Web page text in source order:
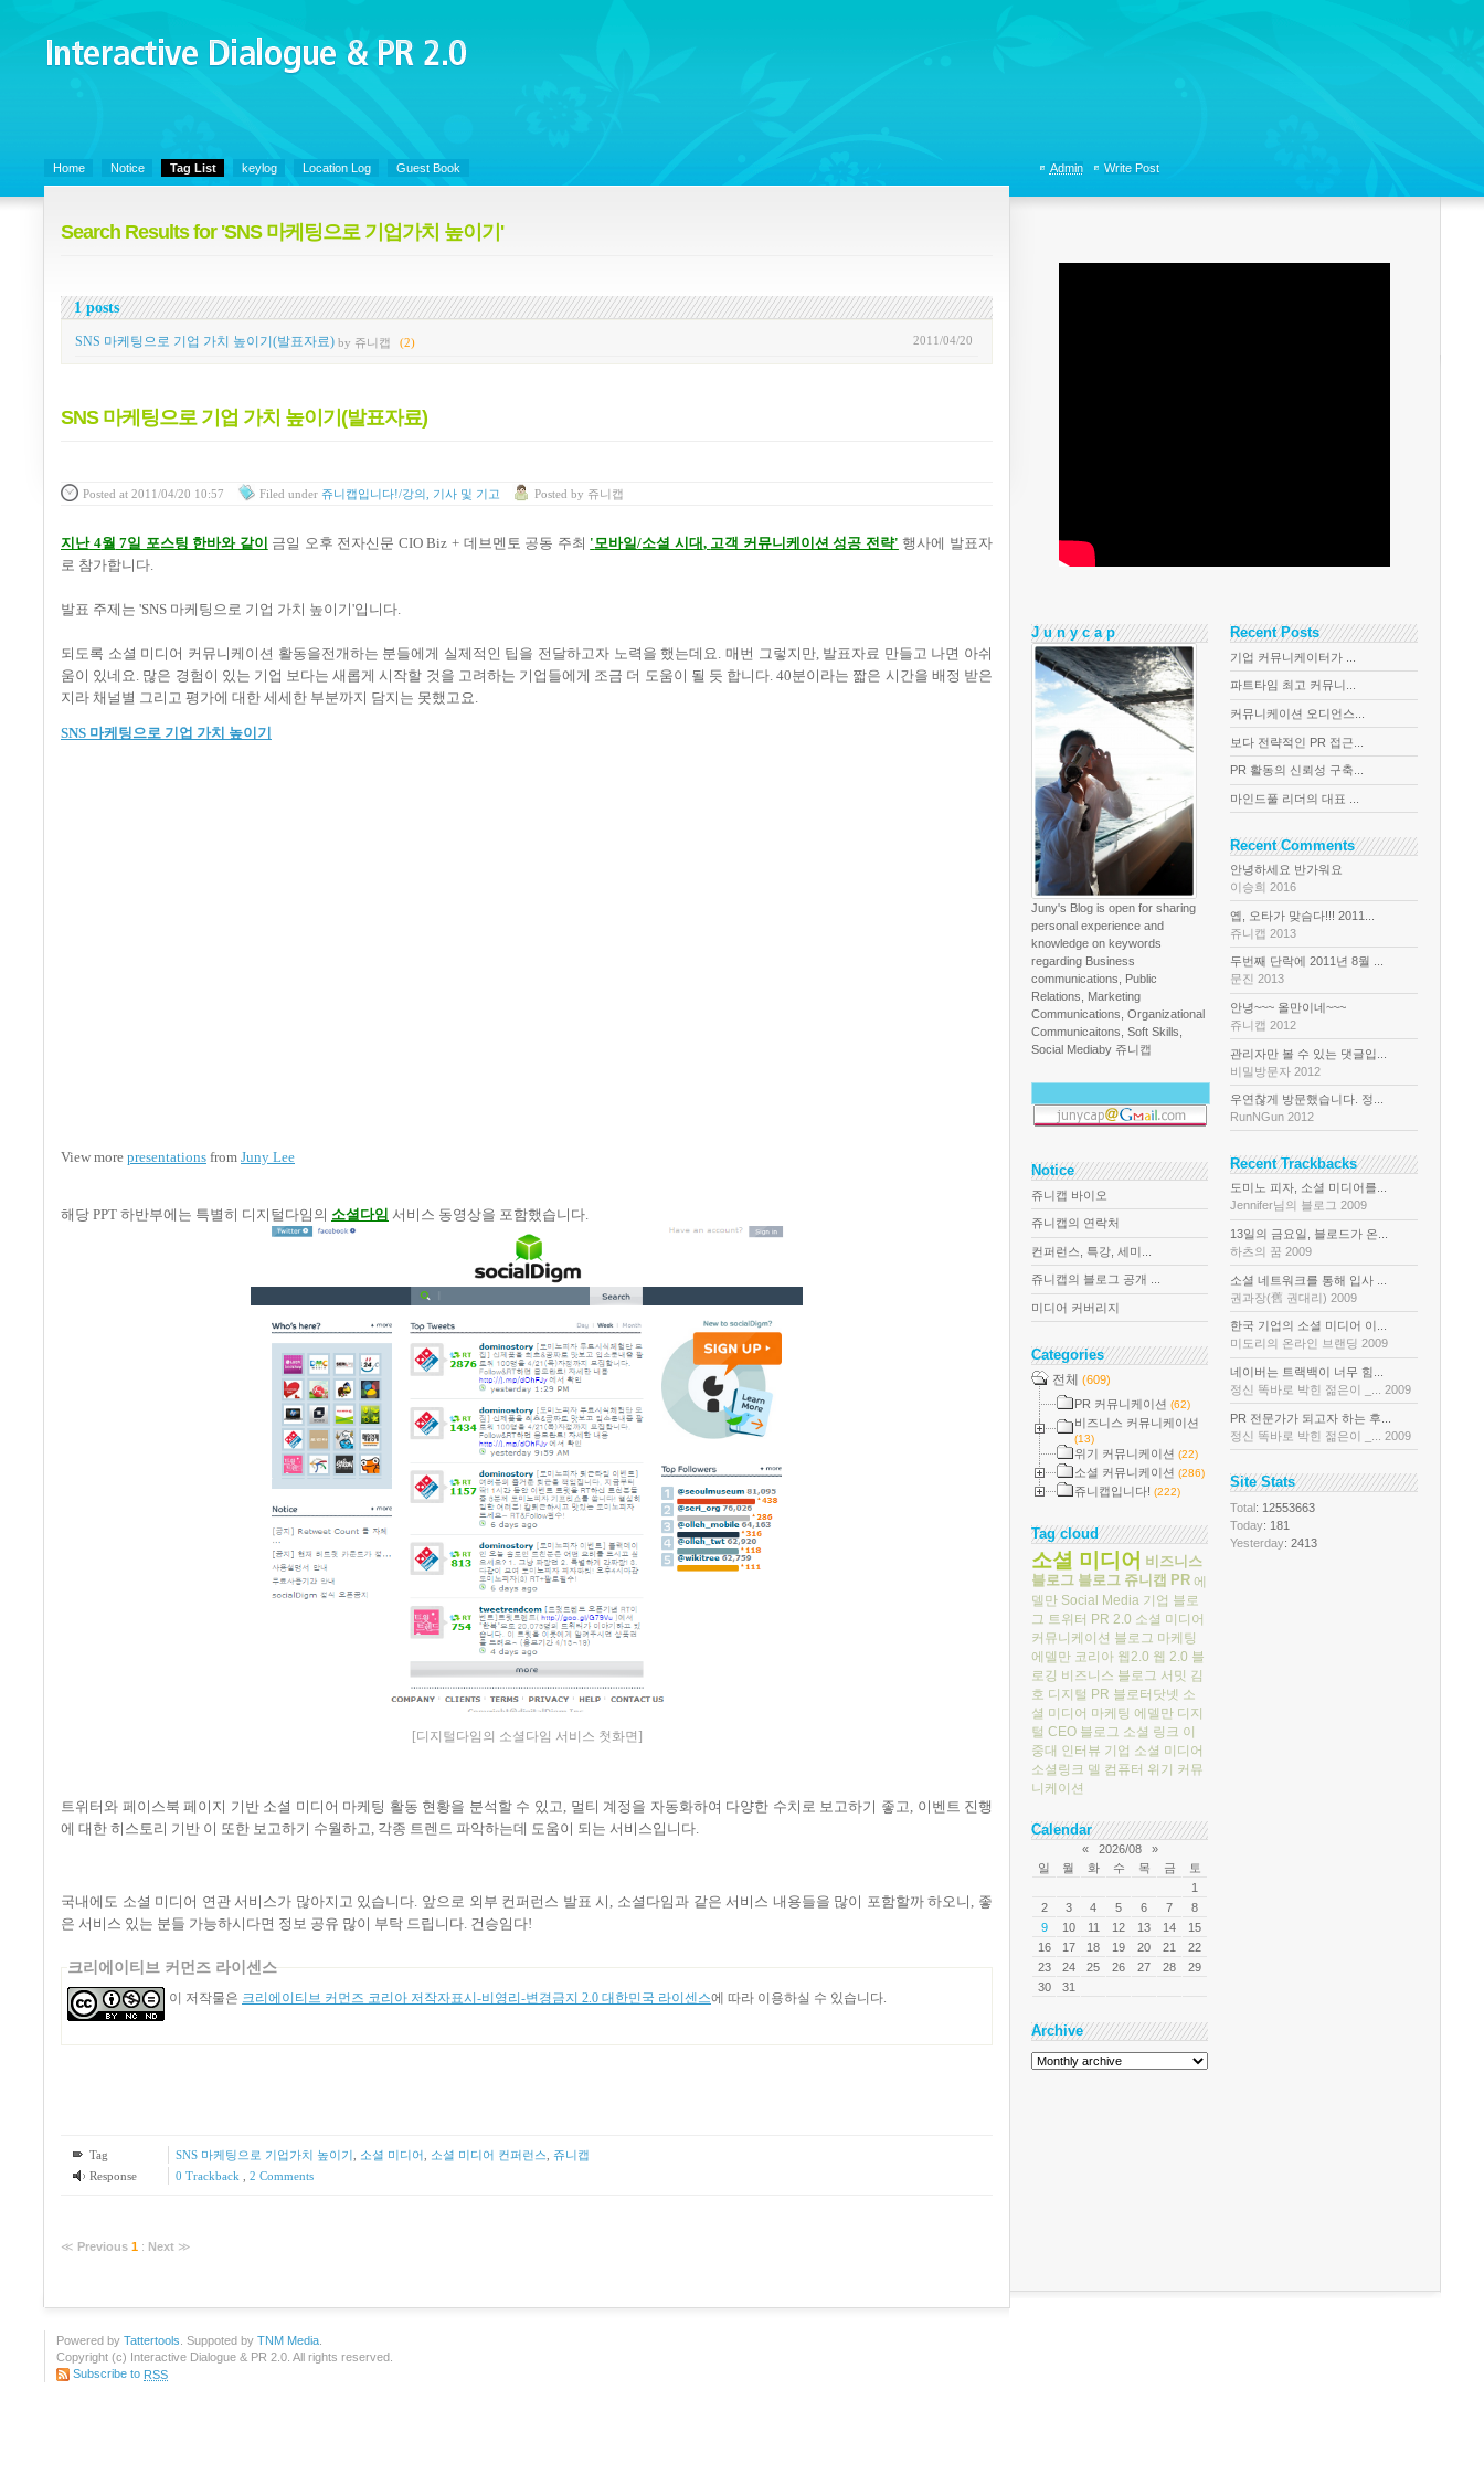
Interactive Dialogue &
PR 2.0
Home Notice Tag List keylog Location Log Guest Book
Search Results for 'SNS 마케팅으로 기업가치 높이기'
1 posts
2011/04/20
SNS 마케팅으로 기업 가치 높이기(발표자료) by 쥬니캡 (2)
SNS 마케팅으로 기업 가치 높이기(발표자료)
Posted at 2011/04/20 10:57 Filed under 쥬니캡입니다!/강의, 기사 및 기고 Posted by 쥬니캡
지난4월 7일 포스팅 한바와 같이 금일 오후 전자신문 CIO Biz + 데브멘토 공동 주최 '모바일/소셜 시대, 고객 커뮤니케이션 성공 전략' 행사에 발표자
로 참가합니다.
발표 주제는 'SNS 마케팅으로 기업 가치 높이기'입니다.
되도록 소셜 미디어 커뮤니케이션 활동을전개하는 분들에게 실제적인 팁을 전달하고자 노력을 했는데요. 매번 그렇지만, 발표자료 만들고 나면 아쉬
움이 있네요. 많은 경험이 있는 기업 보다는 새롭게 시작할 것을 고려하는 기업들에게 조금 더 도움이 될 듯 합니다. 40분이라는 짧은 시간을 배정 받은
지라 채널별 그리고 평가에 대한 세세한 부분까지 담지는 못했고요.
SNS 마케팅으로 기업 가치 높이기
View more presentations from Juny Lee
해당 PPT 하반부에는 특별히 디지털다임의 소셜다임 서비스 동영상을 포함했습니다.
[디지털다임의 소셜다임 서비스 첫화면]
트위터와 페이스북 페이지 기반 소셜 미디어 마케팅 활동 현황을 분석할 수 있고, 멀티 계정을 자동화하여 다양한 수치로 보고하기 좋고, 이벤트 진행
에 대한 히스토리 기반 이 또한 보고하기 수월하고, 각종 트렌드 파악하는데 도움이 되는 서비스입니다.
국내에도 소셜 미디어 연관 서비스가 많아지고 있습니다. 앞으로 외부 컨퍼런스 발표 시 , 소셜다임과 같은 서비스 내용들을 많이 포함할까 하오니 , 좋
은 서비스 있는 분들 가능하시다면 정보 공유 많이 부탁 드립니다. 건승임다!
크리에이티브 커먼즈 라이센스
이 저작물은 크리에이티브 커먼즈 코리아 저작자표시-비영리-변경금지 2.0 대한민국 라이센스에 따라 이용하실 수 있습니다.
Tag SNS 마케팅으로 기업가치 높이기 소셜 미디어 소셜 미디어 컨퍼런스 쥬니캡
Response
0 Trackback 2 Comments
≪ Previous 1 : Next ≫
Admin Write Post
J u n y c a p
Juny's Blog is open for sharing
personal experience and
knowledge on keywords
regarding Business
communications, Public
Relations, Marketing
Communications, Organizational
Communicaitons, Soft Skills,
Social Mediaby 쥬니캡
Notice
쥬니캡 바이오
쥬니캡의 연락처
컨퍼런스, 특강, 세미...
쥬니캡의 블로그 공개 ...
미디어 커버리지
Categories
전체 (609)
PR 커뮤니케이션 (62)
비즈니스 커뮤니케이션
(13)
위기 커뮤니케이션 (22)
소셜 커뮤니케이션 (286)
쥬니캡입니다! (222)
Tag cloud
소셜 미디어 비즈니스
블로그 블로그 쥬니캡 PR 에
델만 Social Media 기업 블로
그 트위터 PR 2.0 소셜 미디어
커뮤니케이션 블로그 마케팅
에델만 코리아 웹2.0 웹 2.0 블
로깅 비즈니스 블로그 서밋 김
호 디지털 PR 블로터닷넷 소
셜 미디어 마케팅 에델만 디지
털 CEO 블로그 소셜 링크 이
중대 인터뷰 기업 소셜 미디어
소셜링크 델 컴퓨터 위기 커뮤
니케이션
Calendar
« 2026/08
»
일
월 화 수 목 금
토
1
2
3 4 5 6 7
8
9
10 11 12 13 14
15
16
17 18 19 20 21
22
23
24 25 26 27 28
29
30
31
Archive
Recent Posts
기업 커뮤니케이터가 ...
파트타임 최고 커뮤니...
커뮤니케이션 오디언스...
보다 전략적인 PR 접근...
PR 활동의 신뢰성 구축...
마인드풀 리더의 대표 ...
Recent Comments
안녕하세요 반가워요
이승희 2016
옙, 오타가 맞슴다!!! 2011...
쥬니캡 2013
두번째 단락에 2011년 8월 ...
문진 2013
안녕~~~ 올만이네~~~
쥬니캡 2012
관리자만 볼 수 있는 댓글입...
비밀방문자 2012
우연찮게 방문했습니다. 정...
RunNGun 2012
Recent Trackbacks
도미노 피자, 소셜 미디어를...
Jennifer님의 블로그 2009
13일의 금요일, 블로드가 온...
하츠의 꿈 2009
소셜 네트워크를 통해 입사 ...
권과장(舊 권대리) 2009
한국 기업의 소셜 미디어 이...
미도리의 온라인 브랜딩 2009
네이버는 트랙백이 너무 힘...
정신 똑바로 박힌 젊은이 _... 2009
PR 전문가가 되고자 하는 후...
정신 똑바로 박힌 젊은이 _... 2009
Site Stats
Total: 12553663
Today: 181
Yesterday: 2413
Powered by Tattertools . Suppoted by TNM Media
Copyright (c) Interactive Dialogue & PR 2.0. All rights reserved.
Subscribe to RSS